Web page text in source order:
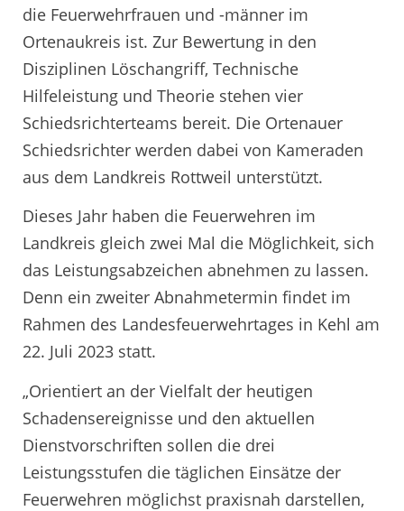
die Feuerwehrfrauen und -männer im
Ortenaukreis ist. Zur Bewertung in den
Disziplinen Löschangriff, Technische
Hilfeleistung und Theorie stehen vier
Schiedsrichterteams bereit. Die Ortenauer
Schiedsrichter werden dabei von Kameraden
aus dem Landkreis Rottweil unterstützt.
Dieses Jahr haben die Feuerwehren im
Landkreis gleich zwei Mal die Möglichkeit, sich
das Leistungsabzeichen abnehmen zu lassen.
Denn ein zweiter Abnahmetermin findet im
Rahmen des Landesfeuerwehrtages in Kehl am
22. Juli 2023 statt.
„Orientiert an der Vielfalt der heutigen
Schadensereignisse und den aktuellen
Dienstvorschriften sollen die drei
Leistungsstufen die täglichen Einsätze der
Feuerwehren möglichst praxisnah darstellen,